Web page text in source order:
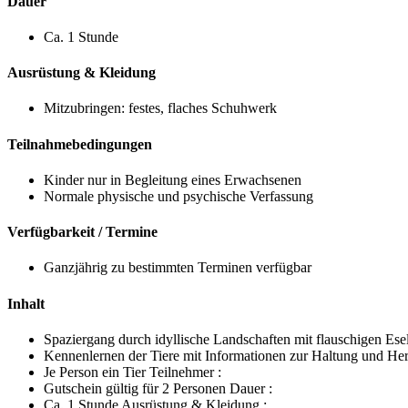
Ca. 1 Stunde
Ausrüstung & Kleidung
Mitzubringen: festes, flaches Schuhwerk
Teilnahmebedingungen
Kinder nur in Begleitung eines Erwachsenen
Normale physische und psychische Verfassung
Verfügbarkeit / Termine
Ganzjährig zu bestimmten Terminen verfügbar
Inhalt
Spaziergang durch idyllische Landschaften mit flauschigen
Kennenlernen der Tiere mit Informationen zur Haltung und
Je Person ein Tier Teilnehmer :
Gutschein gültig für 2 Personen Dauer :
Ca. 1 Stunde Ausrüstung & Kleidung :